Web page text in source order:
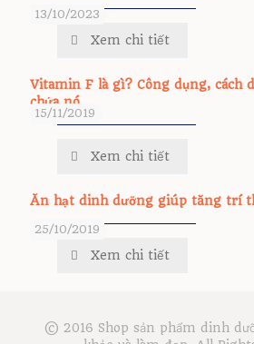
13/10/2023
Xem chi tiết
15/11/2019
Vitamin F là gì? Công dụng, cách
chứa nó.
Xem chi tiết
25/10/2019
Ăn hạt dinh dưỡng giúp tăng trí
Xem chi tiết
© 2016 Shop sản phẩm dinh